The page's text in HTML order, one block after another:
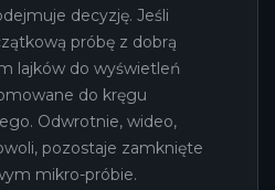
decyzję. Jeśli
próbę z dobrą
lajków do wyświetleń
do kręgu
Odwrotnie, wideo,
pozostaje zamknięte
mikro-próbie.